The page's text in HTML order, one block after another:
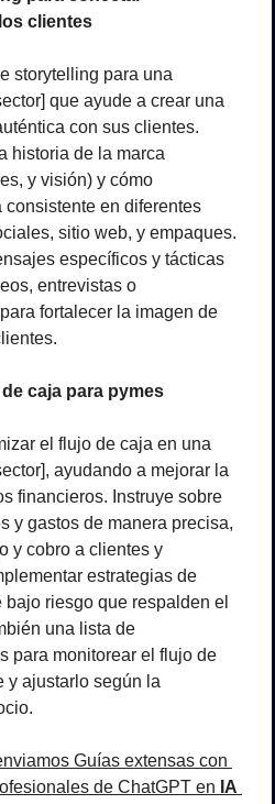
clientes
storytelling para una
que ayude a crear una
con sus clientes.
historia de la marca
y visión) y cómo
en diferentes
sitio web, y empaques.
específicos y tácticas
entrevistas o
fortalecer la imagen de
caja para pymes
el flujo de caja en una
ayudando a mejorar la
financieros. Instruye sobre
y gastos de manera precisa,
y cobro a clientes y
estrategias de
riesgo que respalden el
una lista de
para monitorear el flujo de
y ajustarlo según la
Guías extensas con
de ChatGPT en IA